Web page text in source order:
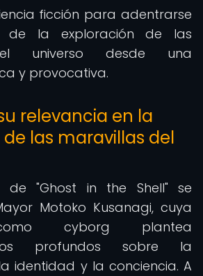
ficción para adentrarse
de la exploración de las
universo desde una
y provocativa.
relevancia en la
las maravillas del
de "Ghost in the Shell" se
Motoko Kusanagi, cuya
cyborg plantea
profundos sobre la
identidad y la conciencia. A